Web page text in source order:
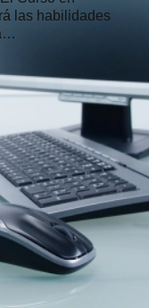
las habilidades